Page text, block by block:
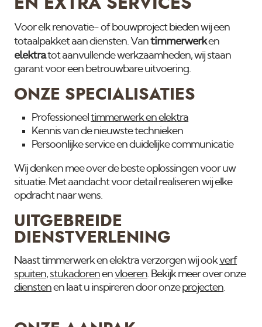
Voor elk renovatie- of bouwproject bieden wij een
totaalpakket aan diensten. Vantimmerwerken
elektratot aanvullende werkzaamheden, wij staan
garant voor een betrouwbare uitvoering.
ONZE SPECIALISATIES
Professioneeltimmerwerk en elektra
Kennis van de nieuwste technieken
Persoonlijke service en duidelijke communicatie
Wij denken mee over de beste oplossingen voor uw
situatie. Met aandacht voor detail realiseren wij elke
opdracht naar wens.
UITGEBREIDE
DIENSTVERLENING
Naast timmerwerk en elektra verzorgen wij ookverf
spuiten, stukadorenenvloeren. Bekijk meer over onze
dienstenen laat u inspireren door onzeprojecten.